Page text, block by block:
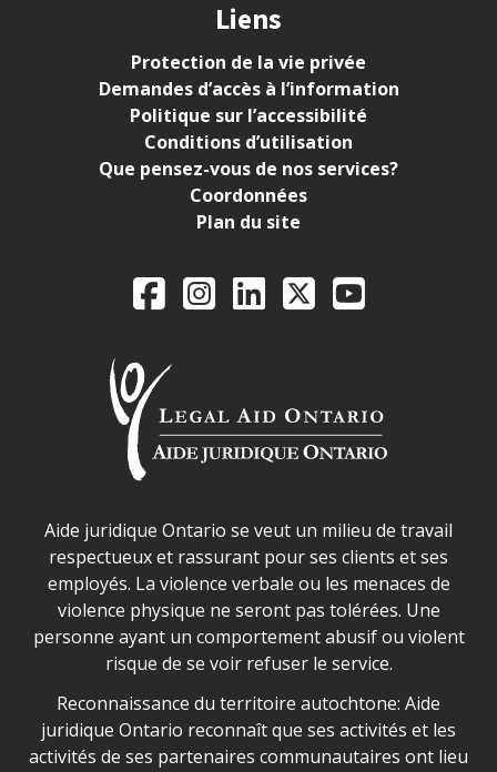
Liens
Protection de la vie privée
Demandes d’accès à l’information
Politique sur l’accessibilité
Conditions d’utilisation
Que pensez-vous de nos services?
Coordonnées
Plan du site
Legal Aid Ontario
FacebookInstagram
LinkedIn
X YouTube
Déclaration sur la sécurité dans les locaux d'AJO.
Aide juridique Ontario se veut un milieu de travail
respectueux et rassurant pour ses clients et ses
employés. La violence verbale ou les menaces de
violence physique ne seront pas tolérées. Une
personne ayant un comportement abusif ou violent
risque de se voir refuser le service.
Legal Aid Ontario land acknowledgement
Reconnaissance du territoire autochtone: Aide
juridique Ontario reconnaît que ses activités et les
activités de ses partenaires communautaires ont lieu